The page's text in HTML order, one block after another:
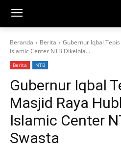
Beranda Berita
Gubernur Iqbal
Islamic Center NTB Dikelola...
Berita NTB
Gubernur Iqbal
Masjid Raya
Islamic Center
Swasta